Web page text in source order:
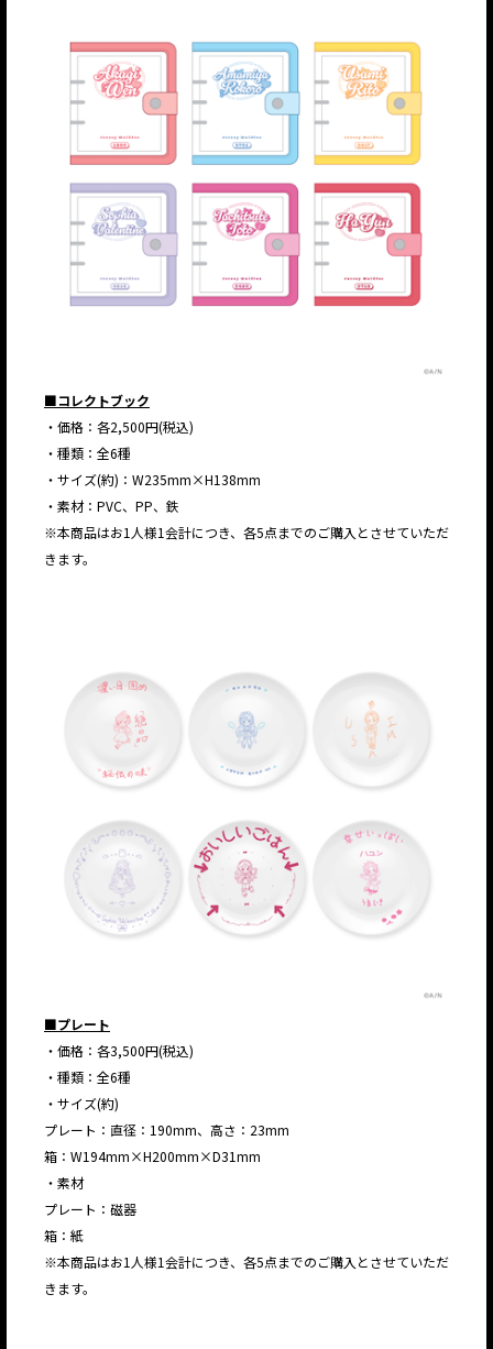
■コレクトブック
・価格：各2,500円(税込)
・種類：全6種
・サイズ(約)：W235mm×H138mm
・素材：PVC、PP、鉄
※本商品はお1人様1会計につき、各5点までのご購入とさせていただ
きます。
■プレート
・価格：各3,500円(税込)
・種類：全6種
・サイズ(約)
プレート：直径：190mm、高さ：23mm
箱：W194mm×H200mm×D31mm
・素材
プレート：磁器
箱：紙
※本商品はお1人様1会計につき、各5点までのご購入とさせていただ
きます。